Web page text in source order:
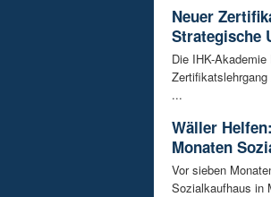
Neuer
Strategische
Die IHK-
...
Wäller
Monaten
Vor sieben
Sozialkaufhaus in